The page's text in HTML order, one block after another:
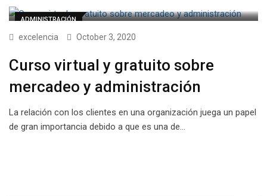
ADMINISTRACIÓN
excelencia October 3, 2020
Curso virtual y gratuito sobre
mercadeo y administración
La relación con los clientes en una organización juega un papel
de gran importancia debido a que es una de…